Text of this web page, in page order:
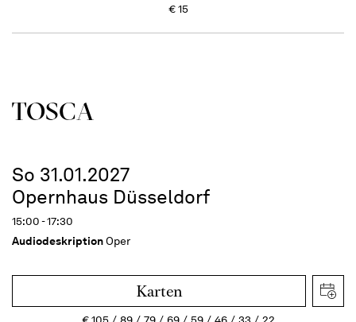
€15
TOSCA
So 31.01.2027
Opernhaus Düsseldorf
15:00 - 17:30
AudiodeskriptionOper
Karten